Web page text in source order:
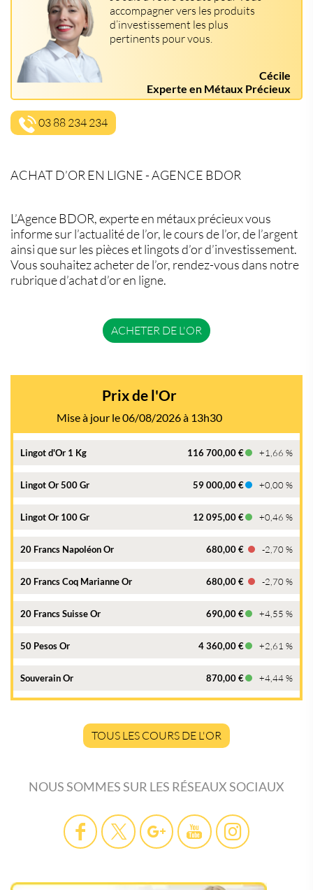
accompagner vers les produits
d’investissement les plus
pertinents pour vous.
Cécile
Experte en Métaux Précieux
03 88 234 234
ACHAT D’OR EN LIGNE - AGENCE BDOR
L’Agence BDOR, experte en métaux précieux vous
informe sur l’actualité de l’or, le cours de l’or, de l’argent
ainsi que sur les pièces et lingots d’or d’investissement.
Vous souhaitez acheter de l’or, rendez-vous dans notre
rubrique d’achat d’or en ligne.
ACHETER DE L'OR
Prix de l'Or
Mise à jour le 06/08/2026 à 13h30
Lingot d'Or 1 Kg 116 700,00 € +1,66 %
Lingot Or 500 Gr 59 000,00 € +0,00 %
Lingot Or 100 Gr 12 095,00 € +0,46 %
20 Francs Napoléon Or 680,00 € -2,70 %
20 Francs Coq Marianne Or 680,00 € -2,70 %
20 Francs Suisse Or 690,00 € +4,55 %
50 Pesos Or 4 360,00 € +2,61 %
Souverain Or 870,00 € +4,44 %
TOUS LES COURS DE L'OR
NOUS SOMMES SUR LES RÉSEAUX SOCIAUX